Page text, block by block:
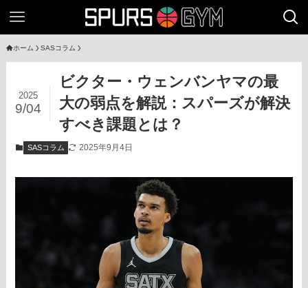
ホーム SASコラム
ビクター・ウェンバンヤマの最
大の弱点を解説：スパーズが解決
すべき課題とは？
2025
9/04
SASコラム 2025年9月4日